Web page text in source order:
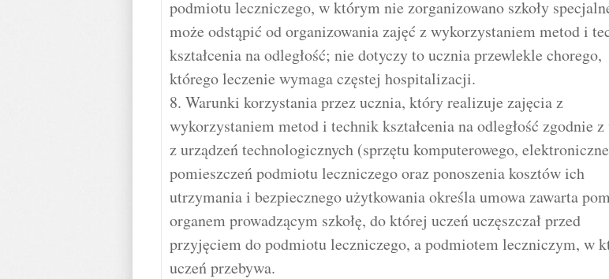
podmiotu leczniczego, w którym nie zorganizowano szkoły
może odstąpić od organizowania zajęć z wykorzystaniem metod i
kształcenia na odległość; nie dotyczy to ucznia przewlekle chorego,
którego leczenie wymaga częstej hospitalizacji.
8. Warunki korzystania przez ucznia, który realizuje zajęcia z
wykorzystaniem metod i technik kształcenia na odległość zgodnie z
z urządzeń technologicznych (sprzętu komputerowego,
pomieszczeń podmiotu leczniczego oraz ponoszenia kosztów ich
utrzymania i bezpiecznego użytkowania określa umowa zawarta
organem prowadzącym szkołę, do której uczeń uczęszczał przed
przyjęciem do podmiotu leczniczego, a podmiotem leczniczym, w
uczeń przebywa.